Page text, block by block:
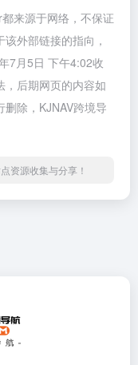
来源于网络，不保证
外部链接的指向，
7月5日 下午4:02收
，后期网页的内容如
除，KJNAV跨境导
资源收集与分享！